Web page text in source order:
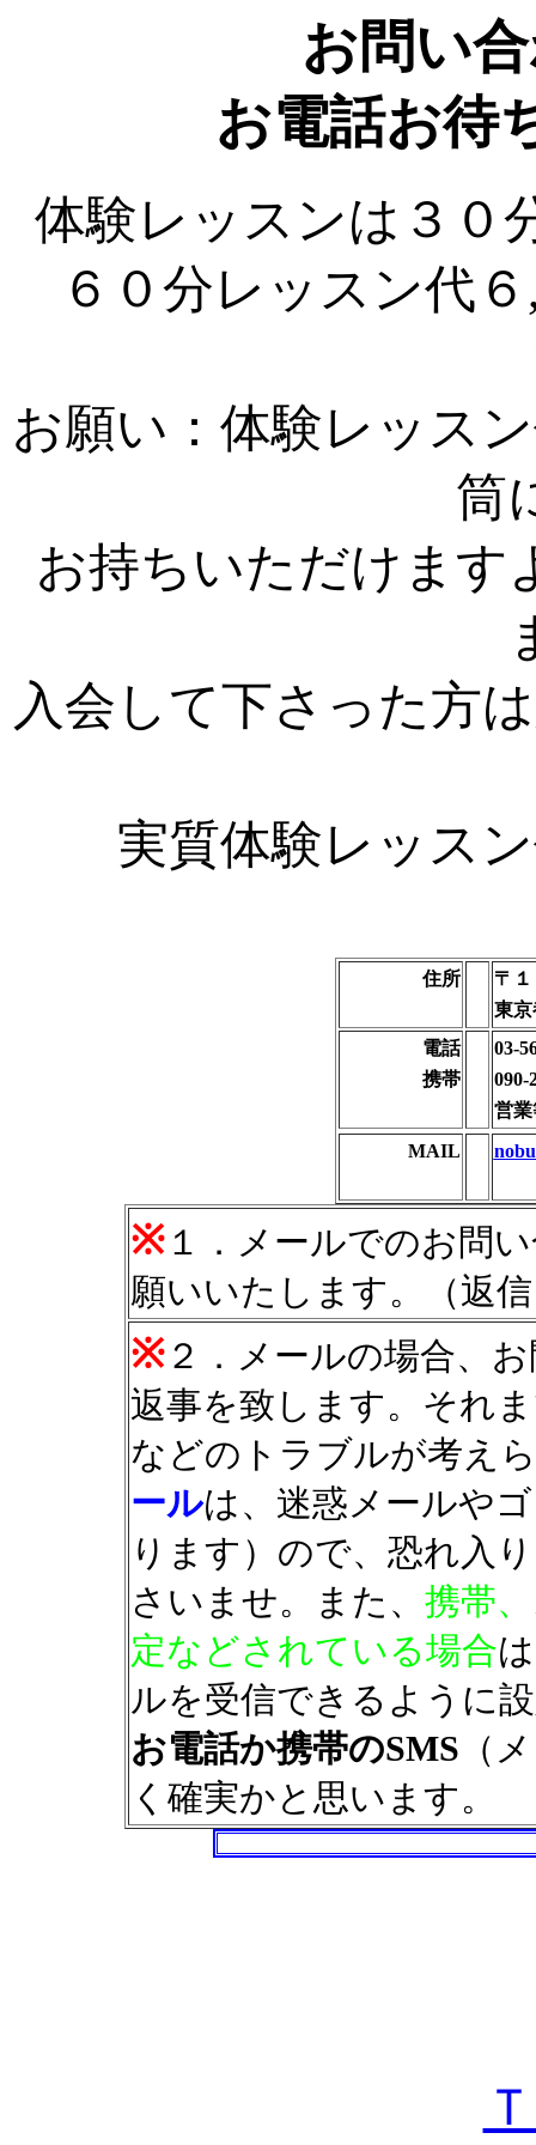
お問い
お電話お待
体験レッスンは３０
６０分レッスン代
お願い：体験レッス
筒
お持ちいただけます
入会して下さった方
実質体験レッス
住所
〒
東
電話
携帯
03-
営
MAIL
※ １．メールでのお問
願いいたします。（返
※ ２．メールの場合、
返事を致します。それ
などのトラブルが考え
ールは、 迷惑メールや
ります ）ので、恐れ入
さいませ。また、 携帯
定などされている場合
ルを受信できるように
お電話か携帯のSMS （
く確実かと思います。